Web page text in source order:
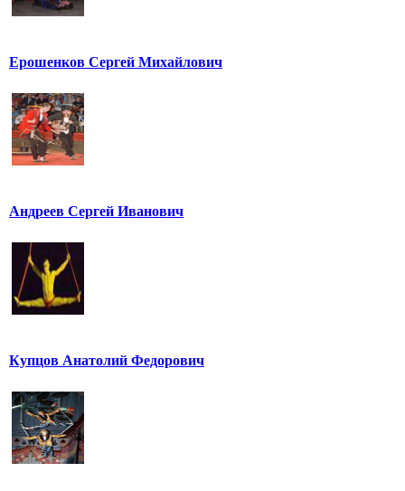
Ерошенков Сергей Михайлович
Андреев Сергей Иванович
Купцов Анатолий Федорович